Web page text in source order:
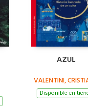
AZUL
VALENTINI,
Disponible en